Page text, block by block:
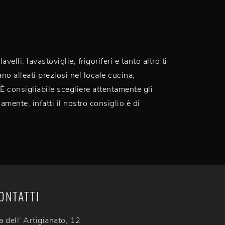
lavastoviglie, frigoriferi e tanto altro ti
alleati preziosi nel locale cucina,
consigliabile scegliere attentamente gli
infatti il nostro consiglio è di
dell' Artigianato, 12